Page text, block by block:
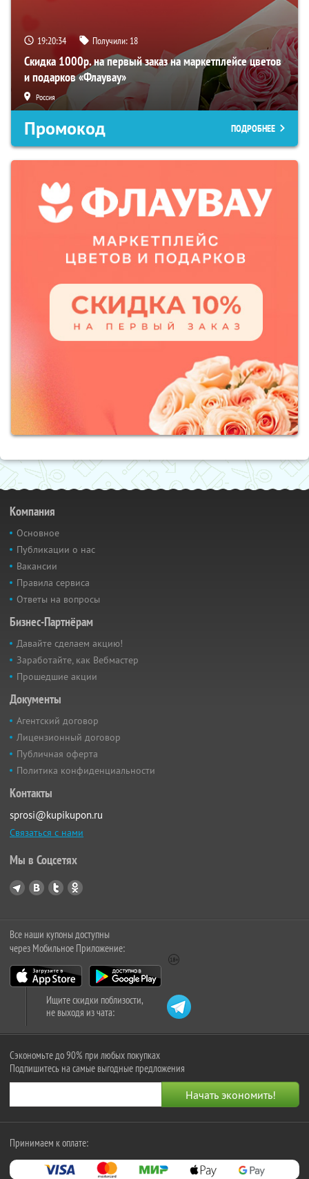
19:20:33 Получили: 18
Скидка 1000р. на первый заказ на маркетплейсе цветов
и подарков «Флаувау»
Россия
Промокод ПОДРОБНЕЕ
Компания
Основное
Публикации о нас
Вакансии
Правила сервиса
Ответы на вопросы
Бизнес-Партнёрам
Давайте сделаем акцию!
Заработайте, как Вебмастер
Прошедшие акции
Документы
Агентский договор
Лицензионный договор
Публичная оферта
Политика конфиденциальности
Контакты
sprosi@kupikupon.ru
Связаться с нами
Мы в Соцсетях
Все наши купоны доступны
через Мобильное Приложение:
Ищите скидки поблизости,
не выходя из чата:
Сэкономьте до 90% при любых покупках
Подпишитесь на самые выгодные предложения
Принимаем к оплате: